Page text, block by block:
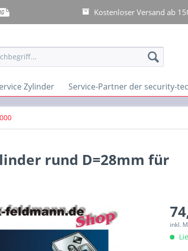
Kostenloser Versand ab
Zylinder Service-Partner der security-
rund D=28mm für
inkl.